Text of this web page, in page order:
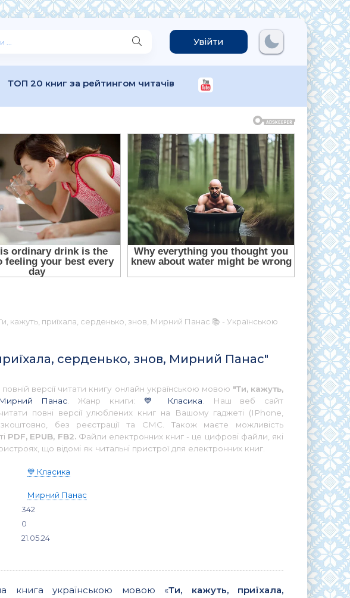
Увійти
ТОП 20 книг за рейтингом читачів
кажуть, приїхала, серденько, знов, Мирний Панас 📚 - Українською
серденько, знов, Мирний Панас"
версії читати книгу онлайн українською мовою "Ти, кажуть,
Мирний Панас . Жанр книги: 💙 Класика . Наш веб сайт
повні версії улюблених книг на Вашому гаджеті (IPhone,
без реєстрації та СМС. Також маєте можливість
PDF, EPUB, FB2.Файли електронних книг - це цифрові файли, які
що відомі як читальні пристрої для електронних книг.
💙 Класика
Мирний Панас
342
0
21.05.24
книга українською мовою «Ти, кажуть, приїхала,